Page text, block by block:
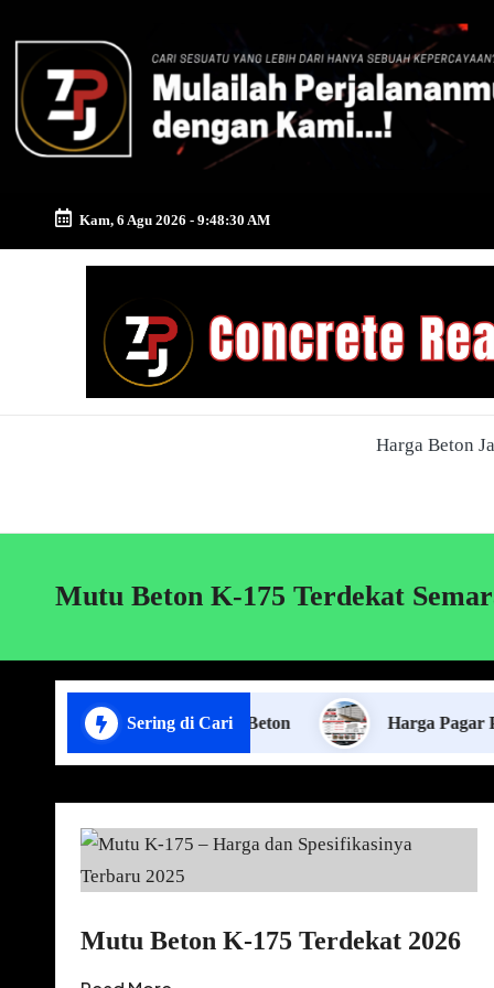
content
Kam, 6 Agu 2026 - 9:48:31 AM
Harga Beton
Mutu Beton K-175 Terdekat
Sering di Cari
Pasang Pagar Panel Beton Harga Pagar Panel
Mutu Beton K-175 Terdekat 2026